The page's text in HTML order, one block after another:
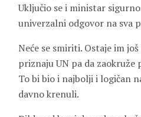
Uključio se i ministar
univerzalni odgovor na sva
Neće se smiriti. Ostaje im
priznaju UN pa da zaokruže
To bi bio i najbolji i logičan
davno krenuli.